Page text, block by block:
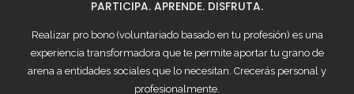
PARTICIPA. APRENDE. DISFRUTA.
Realizar pro bono (voluntariado basado en tu profesión) es una
experiencia transformadora que te permite aportar tu grano de
arena a entidades sociales que lo necesitan. Crecerás personal y
profesionalmente.